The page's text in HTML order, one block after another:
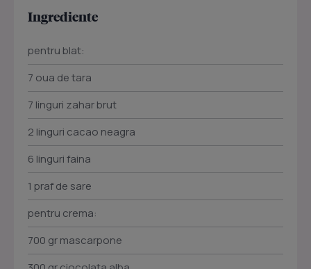
Ingrediente
pentru blat:
7 oua de tara
7 linguri zahar brut
2 linguri cacao neagra
6 linguri faina
1 praf de sare
pentru crema:
700 gr mascarpone